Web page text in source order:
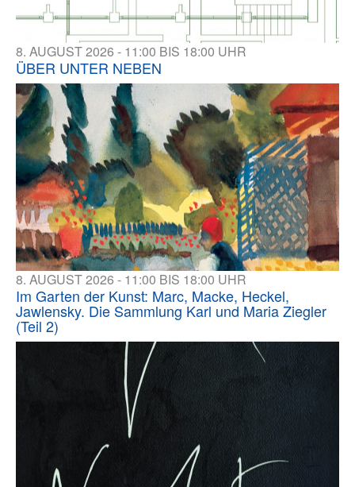
8. AUGUST 2026 - 11:00 BIS 18:00 UHR
ÜBER UNTER NEBEN
8. AUGUST 2026 - 11:00 BIS 18:00 UHR
Im Garten der Kunst: Marc, Macke, Heckel,
Jawlensky. Die Sammlung Karl und Maria Ziegler
(Teil 2)